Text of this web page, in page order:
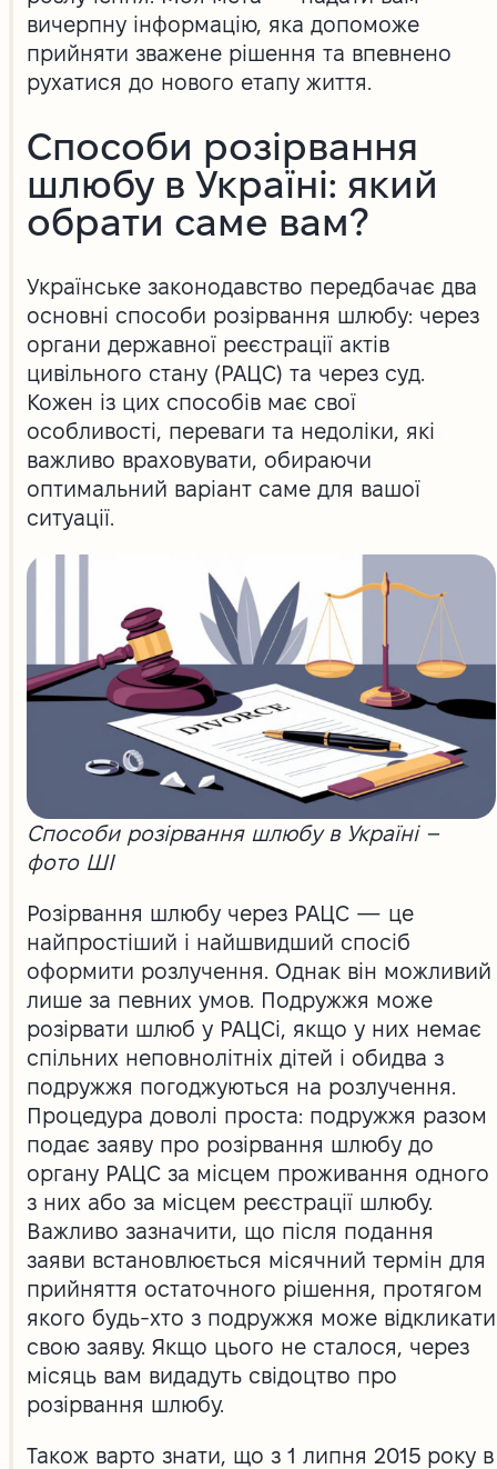
вичерпну інформацію, яка допоможе
прийняти зважене рішення та впевнено
рухатися до нового етапу життя.
Способи розірвання
шлюбу в Україні: який
обрати саме вам?
Українське законодавство передбачає два
основні способи розірвання шлюбу: через
органи державної реєстрації актів
цивільного стану (РАЦС) та через суд.
Кожен із цих способів має свої
особливості, переваги та недоліки, які
важливо враховувати, обираючи
оптимальний варіант саме для вашої
ситуації.
Способи розірвання шлюбу в Україні –
фото ШІ
Розірвання шлюбу через РАЦС — це
найпростіший і найшвидший спосіб
оформити розлучення. Однак він можливий
лише за певних умов. Подружжя може
розірвати шлюб у РАЦСі, якщо у них немає
спільних неповнолітніх дітей і обидва з
подружжя погоджуються на розлучення.
Процедура доволі проста: подружжя разом
подає заяву про розірвання шлюбу до
органу РАЦС за місцем проживання одного
з них або за місцем реєстрації шлюбу.
Важливо зазначити, що після подання
заяви встановлюється місячний термін для
прийняття остаточного рішення, протягом
якого будь-хто з подружжя може відкликати
свою заяву. Якщо цього не сталося, через
місяць вам видадуть свідоцтво про
розірвання шлюбу.
Також варто знати, що з 1 липня 2015 року в